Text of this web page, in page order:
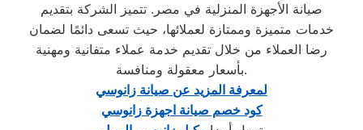
صيانة الأجهزة المنزلية في مصر. تتميز الشركة بتقديم
خدمات متميزة وممتازة لعملائها، حيث تسعى دائمًا لضمان
رضا العملاء من خلال تقديم خدمة عملاء متفانية ومهنية
بأسعار معقولة ومنافسة.
لمعرفة المزيد عن صيانة زانوسي
كود خصم صيانة اجهزة زانوسي